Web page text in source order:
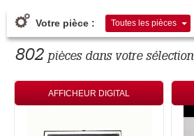
Votre pièce : Toutes les pièces
802 pièces dans votre sélection
AFFICHEUR DIGITAL